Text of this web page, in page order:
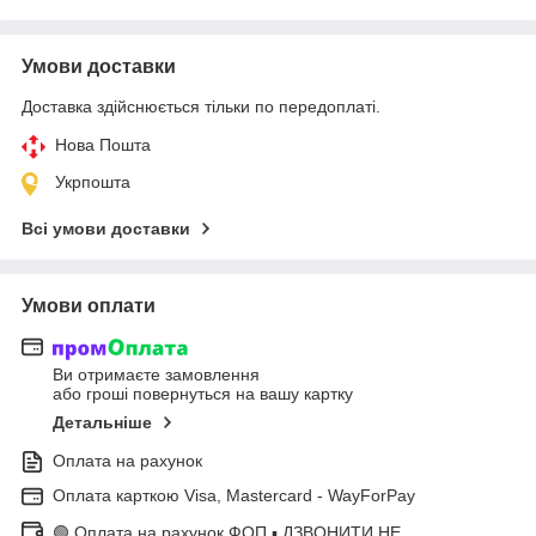
Умови доставки
Доставка здійснюється тільки по передоплаті.
Нова Пошта
Укрпошта
Всі умови доставки
Умови оплати
Ви отримаєте замовлення
або гроші повернуться на вашу картку
Детальніше
Оплата на рахунок
Оплата карткою Visa, Mastercard - WayForPay